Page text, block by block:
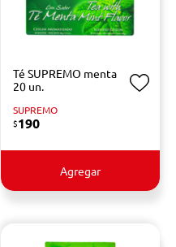
Té SUPREMO menta
20 un.
SUPREMO
$190
Agregar